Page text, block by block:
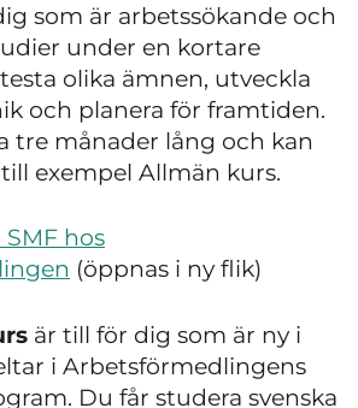
som är arbetssökande och
under en kortare
olika ämnen, utveckla
och planera för framtiden.
tre månader lång och kan
exempel Allmän kurs.
hos
(öppnas i ny flik)
är till för dig som är ny i
i Arbetsförmedlingens
Du får studera svenska